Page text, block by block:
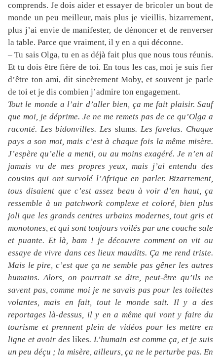
comprends. Je dois aider et essayer de bricoler un bout de
monde un peu meilleur, mais plus je vieillis, bizarrement,
plus j’ai envie de manifester, de dénoncer et de renverser
la table. Parce que vraiment, il y en a qui déconne.
– Tu sais Olga, tu en as déjà fait plus que nous tous réunis.
Et tu dois être fière de toi. En tous les cas, moi je suis fier
d’être ton ami, dit sincèrement Moby, et souvent je parle
de toi et je dis combien j’admire ton engagement.
Tout le monde a l’air d’aller bien, ça me fait plaisir. Sauf
que moi, je déprime. Je ne me remets pas de ce qu’Olga a
raconté. Les bidonvilles. Les slums. Les favelas. Chaque
pays a son mot, mais c’est à chaque fois la même misère.
J’espère qu’elle a menti, ou au moins exagéré. Je n’en ai
jamais vu de mes propres yeux, mais j’ai entendu des
cousins qui ont survolé l’Afrique en parler. Bizarrement,
tous disaient que c’est assez beau à voir d’en haut, ça
ressemble à un patchwork complexe et coloré, bien plus
joli que les grands centres urbains modernes, tout gris et
monotones, et qui sont toujours voilés par une couche sale
et puante. Et là, bam ! je découvre comment on vit ou
essaye de vivre dans ces lieux maudits. Ça me rend triste.
Mais le pire, c’est que ça ne semble pas gêner les autres
humains. Alors, on pourrait se dire, peut-être qu’ils ne
savent pas, comme moi je ne savais pas pour les toilettes
volantes, mais en fait, tout le monde sait. Il y a des
reportages là-dessus, il y en a même qui vont y faire du
tourisme et prennent plein de vidéos pour les mettre en
ligne et avoir deslikes. L’humain est comme ça, et je suis
un peu déçu ; la misère, ailleurs, ça ne le perturbe pas. En